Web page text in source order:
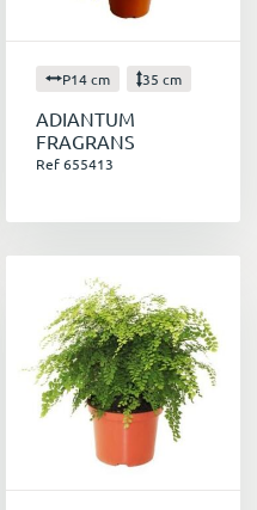
P14 cm 35 cm
ADIANTUM
FRAGRANS
Ref 655413